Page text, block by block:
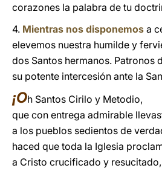
corazones la palabra de tu
4. Mientras nos disponemos a
elevemos nuestra humilde y
dos Santos hermanos. Patronos
su potente intercesión ante la
¡Oh Santos Cirilo y Metodio,
que con entrega admirable
a los pueblos sedientos de
haced que toda la Iglesia
a Cristo crucificado y resucitado,